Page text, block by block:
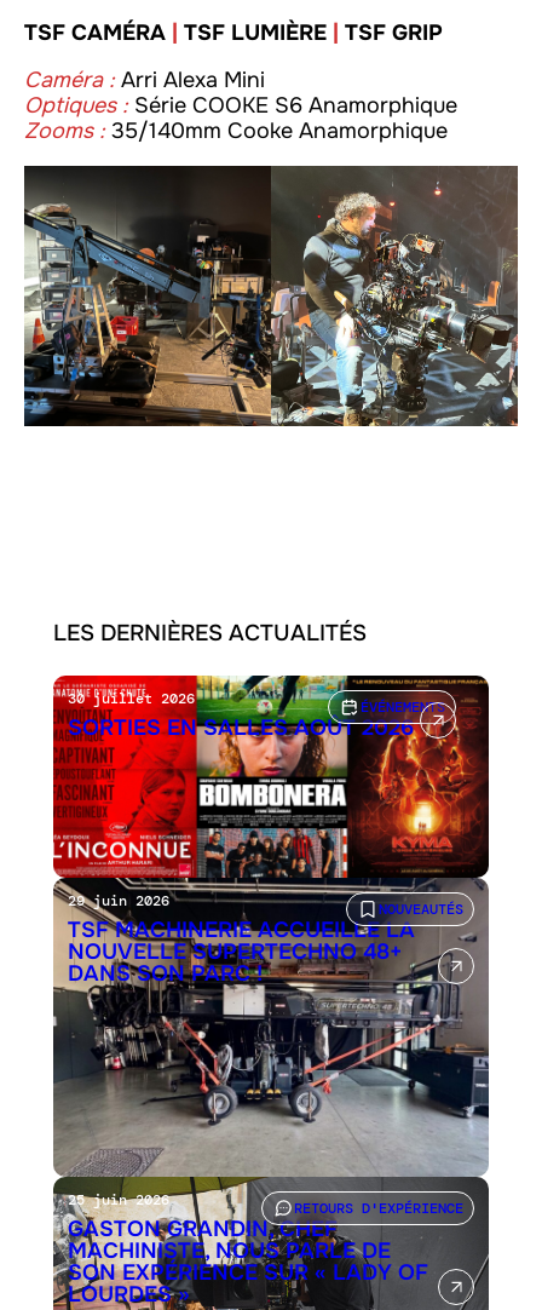
TSF CAMÉRA
TSF LUMIÈRE
TSF GRIP
Caméra :Arri Alexa Mini
Optiques :Série COOKE S6 Anamorphique
Zooms :35/140mm Cooke Anamorphique
LES DERNIÈRES ACTUALITÉS
ÉVÉNEMENTS
30 juillet 2026
SORTIES EN SALLES AOÛT 2026
NOUVEAUTÉS
29 juin 2026
TSF MACHINERIE ACCUEILLE LA
NOUVELLE SUPERTECHNO 48+
DANS SON PARC !
RETOURS D'EXPÉRIENCE
25 juin 2026
GASTON GRANDIN, CHEF
MACHINISTE, NOUS PARLE DE
SON EXPÉRIENCE SUR « LADY OF
LOURDES »